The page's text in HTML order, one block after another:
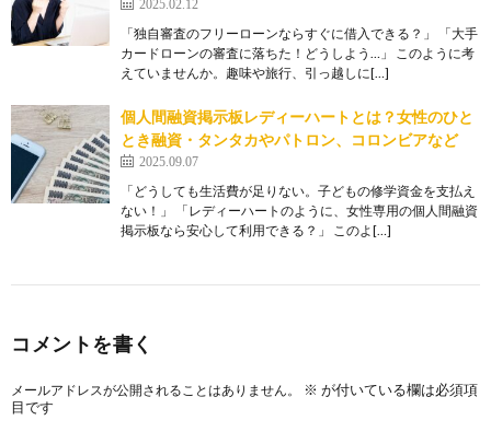
2025.02.12
「独自審査のフリーローンならすぐに借入できる？」 「大手
カードローンの審査に落ちた！どうしよう…」 このように考
えていませんか。趣味や旅行、引っ越しに[…]
個人間融資掲示板レディーハートとは？女性のひと
とき融資・タンタカやパトロン、コロンビアなど
2025.09.07
「どうしても生活費が足りない。子どもの修学資金を支払え
ない！」 「レディーハートのように、女性専用の個人間融資
掲示板なら安心して利用できる？」 このよ[…]
コメントを書く
メールアドレスが公開されることはありません。 ※ が付いている欄は必須項
目です